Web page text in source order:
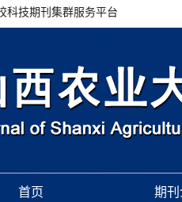
科技期刊集群服务平台
首页 期刊